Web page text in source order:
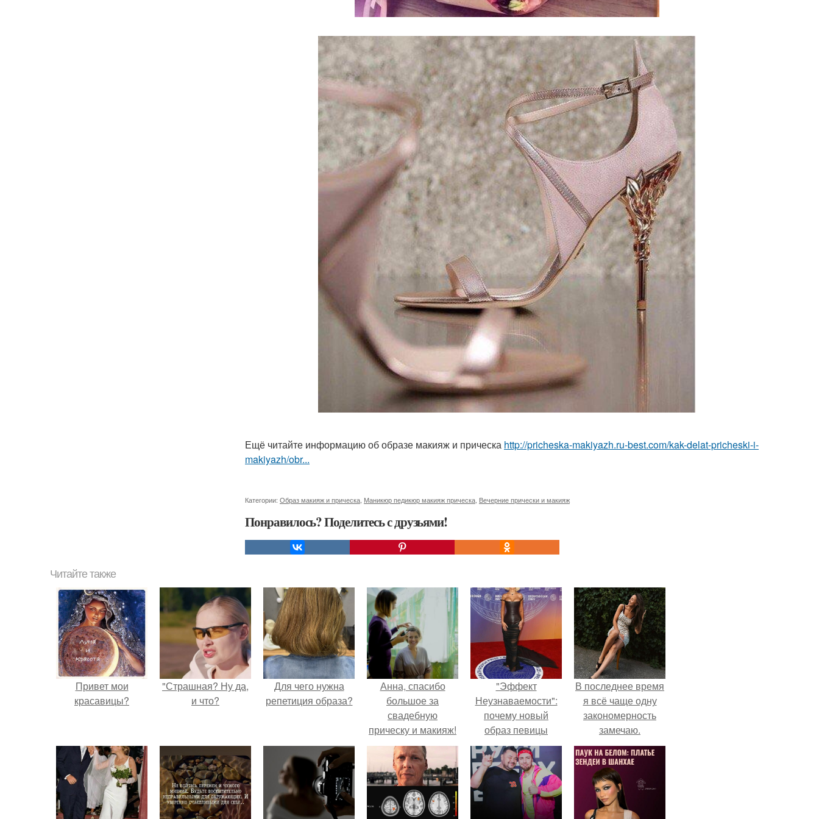
Ещё читайте информацию об образе макияж и прическа http://pricheska-makiyazh.ru-best.com/kak-delat-pricheski-i-
makiyazh/obr...
Категории: Образ макияж и прическа Маникюр педикюр макияж прическа Вечерние прически и макияж
Понравилось? Поделитесь с друзьями!
Читайте также
Привет мои
красавицы?
"Страшная? Ну да,
и что?
Для чего нужна
репетиция образа?
Анна, спасибо
большое за
свадебную
прическу и макияж!
"Эффект
Неузнаваемости":
почему новый
образ певицы
вызвал споры о
гранях
возможного?
В последнее время
я всё чаще одну
закономерность
замечаю.